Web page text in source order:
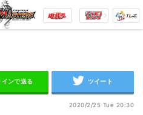
2020/2/25 Tue 20:30